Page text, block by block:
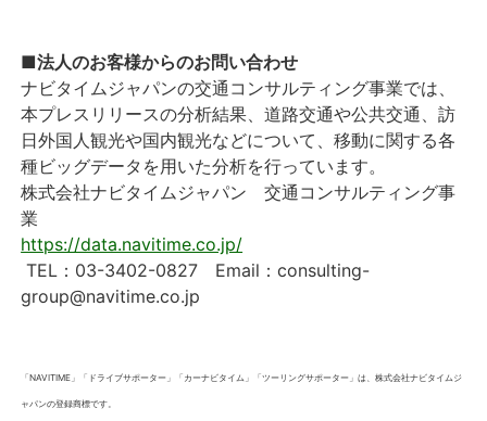
■法人のお客様からのお問い合わせ
ナビタイムジャパンの交通コンサルティング事業では、
本プレスリリースの分析結果、道路交通や公共交通、訪
日外国人観光や国内観光などについて、移動に関する各
種ビッグデータを用いた分析を行っています。
株式会社ナビタイムジャパン 交通コンサルティング事
業
https://data.navitime.co.jp/
TEL：03-3402-0827 Email：consulting-
group@navitime.co.jp
「NAVITIME」「ドライブサポーター」「カーナビタイム」「ツーリングサポーター」は、株式会社ナビタイムジ
ャパンの登録商標です。